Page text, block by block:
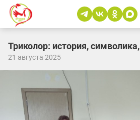
Триколор: история,
21 августа 2025